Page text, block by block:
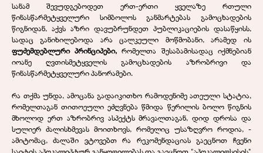
სანამ შევუდგებოდეთ ერთ-ერთი ყველაზე რთული
წინასწარმეტყველური სიმბოლოს განმარტებას გამოცხადების
წიგნიდან, აქვს აზრი დავუბრუნდეთ პუბლიკაციების დასაწყისს,
სადაც განიხილებოდა არა ცალკეული მოწმობანი, არამედ ის
ფუძემდებლური პრინციპები,რომელთა შესაბამისადაც იქმნებიან
იოანე ღვთისმეტყველის გამოცხადების აზრობრივი და
წინასწარმეტყველური პანორამები.
რა თქმა უნდა, ამოცანა გადაიკითხო რამოდენიმე ათეული სტატია,
რომელთაგან თითოეული ეძღვნება წმიდა წერილის ბოლო წიგნის
მხოლოდ ერთ აზრობრივ ასპექტს მრავალთაგან, დიდ დროსა და
სულიერ ძალისხმევას მოითხოვს, რომელიც უსაზღვრო როდია, -
ამიტომაც, ძალაში ვტოვებთ რა რეკომენდაციას გაეცნოთ ჩვენი